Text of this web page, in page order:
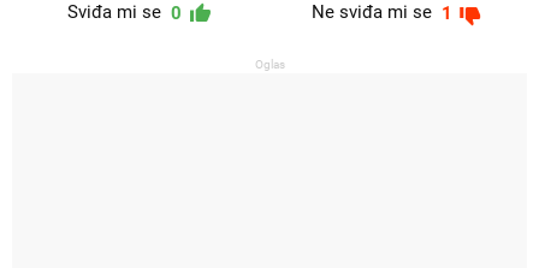
Sviđa mi se 0 Ne sviđa mi se 1
Oglas